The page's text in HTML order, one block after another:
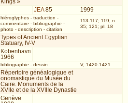
Kings »
JEA85 1999
hiéroglyphes- traduction -
commentaire - bibliographie -
photo- description - citation
113-117; 119, n.
35; 121; pl. 18
Types of Ancient Egyptian
Statuary, IV-V
Kobenhavn
1966
bibliographie - dessin V, 1420-1421
Répertoire généalogique et
onomastique du Musée du
Caire. Monuments de la
XVIIe et de la XVIIIe Dynastie
Genève